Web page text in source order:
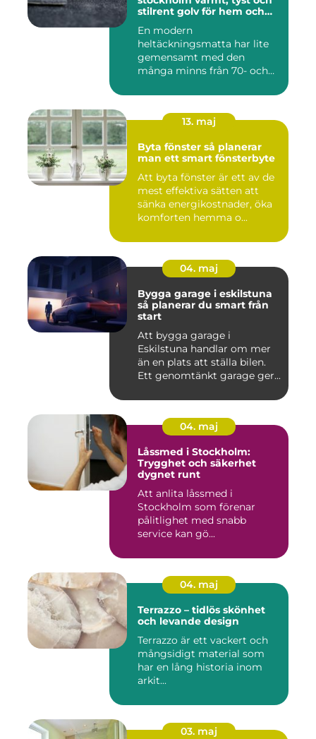
stilrent golv för hem och
En modern
heltäckningsmatta har lite
gemensamt med den
många minns från 70- och
13. maj
Byta fönster så planerar
man ett smart fönsterbyte
Att byta fönster är ett av de
mest effektiva sätten att
sänka energikostnader, öka
komforten hemma o...
04. maj
Bygga garage i eskilstuna
så planerar du smart från
start
Att bygga garage i
Eskilstuna handlar om mer
än en plats att ställa bilen.
Ett genomtänkt garage ger...
04. maj
Låssmed i Stockholm:
Trygghet och säkerhet
dygnet runt
Att anlita låssmed i
Stockholm som förenar
pålitlighet med snabb
service kan gö...
04. maj
Terrazzo – tidlös skönhet
och levande design
Terrazzo är ett vackert och
mångsidigt material som
har en lång historia inom
arkit...
03. maj